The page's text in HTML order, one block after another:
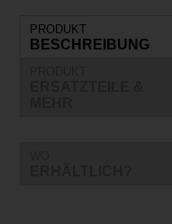
PRODUKT
BESCHREIBUNG